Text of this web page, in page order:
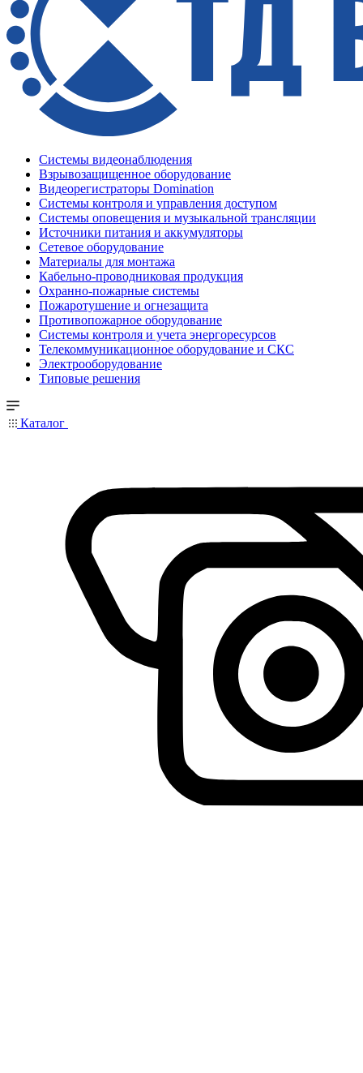
Системы видеонаблюдения
Взрывозащищенное оборудование
Видеорегистраторы Domination
Системы контроля и управления доступом
Системы оповещения и музыкальной трансляции
Источники питания и аккумуляторы
Сетевое оборудование
Материалы для монтажа
Кабельно-проводниковая продукция
Охранно-пожарные системы
Пожаротушение и огнезащита
Противопожарное оборудование
Системы контроля и учета энергоресурсов
Телекоммуникационное оборудование и СКС
Электрооборудование
Типовые решения
Каталог